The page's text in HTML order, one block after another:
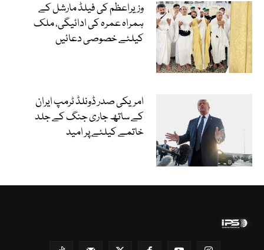
وزیراعظم کی فیلڈ مارشل کے
ہمراہ عمرہ کی ادائیگی، ملک
کیلئے خصوصی دعائیں
امریکی صدر ڈونلڈ ٹرمپ ایران
کے ساتھ جاری جنگ کے جلد
خاتمے کیلئے پر امید